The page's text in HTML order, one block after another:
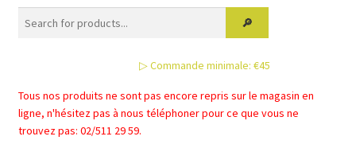
options
peuvent
choisies
sur
la
▷ Commande minimale: €45
Tous nos produits ne sont pas encore repris sur le magasin en
ligne, n'hésitez pas à nous téléphoner pour ce que vous ne
trouvez pas: 02/511 29 59.